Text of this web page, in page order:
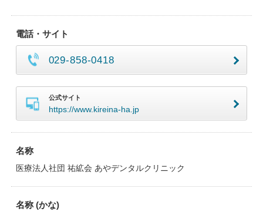
電話・サイト
029-858-0418
公式サイト
https://www.kireina-ha.jp
名称
医療法人社団 祐絋会 あやデンタルクリニック
名称 (かな)